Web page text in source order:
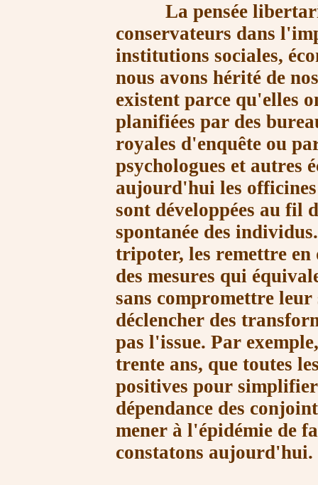
La pensée
conservateurs dans
institutions sociales,
nous avons hérité de
existent parce qu'elles
planifiées par des
royales d'enquête ou
psychologues et autres
aujourd'hui les officines
sont développées au fil
spontanée des
tripoter, les remettre
des mesures qui
sans compromettre
déclencher des
pas l'issue. Par
trente ans, que toutes
positives pour
dépendance des
mener à l'épidémie de
constatons aujourd'hui.